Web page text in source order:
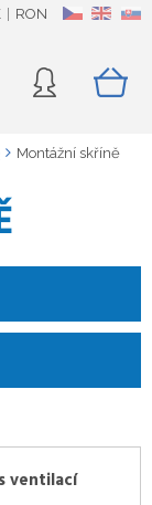
CZ EN SK
RON
Montážní skříně
ventilací